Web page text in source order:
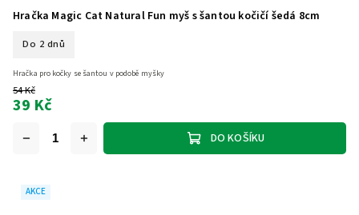
Hračka Magic Cat Natural Fun myš s šantou kočičí šedá 8cm
Do 2 dnů
54 Kč
39 Kč
DO KOŠÍKU
Hračka pro kočky se šantou v podobě myšky
AKCE